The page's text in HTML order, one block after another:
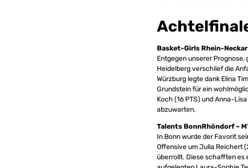
Basket-Girls Rhein-
Entgegen unserer
Heidelberg verschlief die
Würzburg legte dank Elina
Grundstein für ein
Koch (16 PTS) und Anna-
abzuwarten.
Talents BonnRhöndorf –
In Bonn wurde der Favorit
Offensive um Julia Reichert
überrollt. Diese schafften es